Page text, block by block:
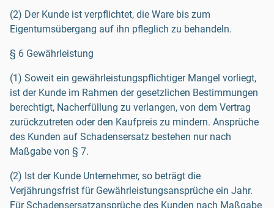
(2) Der Kunde ist verpflichtet, die Ware bis zum
Eigentumsübergang auf ihn pfleglich zu behandeln.
§ 6 Gewährleistung
(1) Soweit ein gewährleistungspflichtiger Mangel vorliegt,
ist der Kunde im Rahmen der gesetzlichen Bestimmungen
berechtigt, Nacherfüllung zu verlangen, von dem Vertrag
zurückzutreten oder den Kaufpreis zu mindern. Ansprüche
des Kunden auf Schadensersatz bestehen nur nach
Maßgabe von § 7.
(2) Ist der Kunde Unternehmer, so beträgt die
Verjährungsfrist für Gewährleistungsansprüche ein Jahr.
Für Schadensersatzansprüche des Kunden nach Maßgabe